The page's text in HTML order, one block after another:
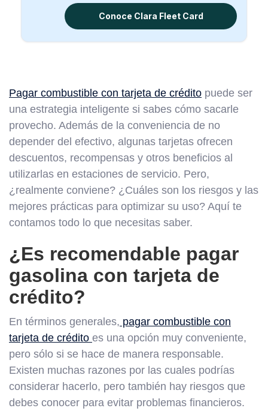
Conoce Clara Fleet Card
Pagar combustible con tarjeta de crédito puede ser
una estrategia inteligente si sabes cómo sacarle
provecho. Además de la conveniencia de no
depender del efectivo, algunas tarjetas ofrecen
descuentos, recompensas y otros beneficios al
utilizarlas en estaciones de servicio. Pero,
¿realmente conviene? ¿Cuáles son los riesgos y las
mejores prácticas para optimizar su uso? Aquí te
contamos todo lo que necesitas saber.
¿Es recomendable pagar
gasolina con tarjeta de
crédito?
En términos generales, pagar combustible con
tarjeta de crédito es una opción muy conveniente,
pero sólo si se hace de manera responsable.
Existen muchas razones por las cuales podrías
considerar hacerlo, pero también hay riesgos que
debes conocer para evitar problemas financieros.